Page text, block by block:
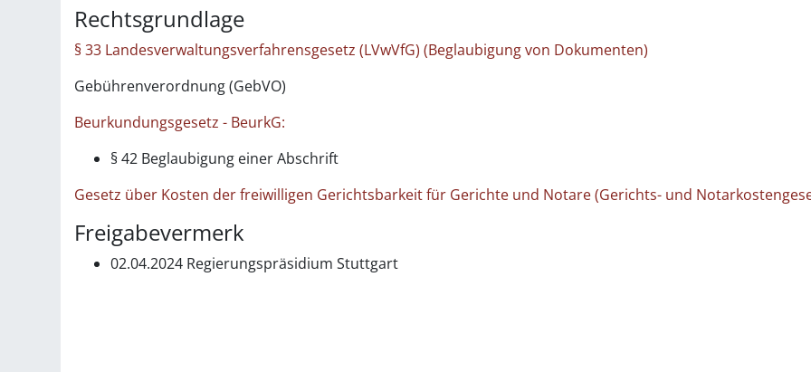
Rechtsgrundlage
§ 33 Landesverwaltungsverfahrensgesetz (LVwVfG) (Beglaubigung von Dokumenten)
Gebührenverordnung (GebVO)
Beurkundungsgesetz - BeurkG:
§ 42 Beglaubigung einer Abschrift
Gesetz über Kosten der freiwilligen Gerichtsbarkeit für Gerichte und Notare (Gerichts- und
Freigabevermerk
02.04.2024 Regierungspräsidium Stuttgart